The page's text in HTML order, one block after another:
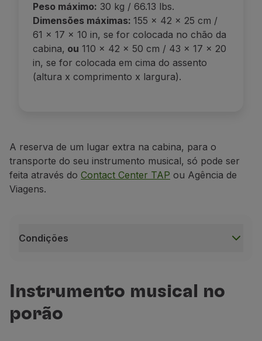
Peso máximo: 30 kg / 66.13 lbs.
Dimensões máximas: 155 x 42 x 25 cm /
61 x 17 x 10 in, se for colocada no chão da
cabina, ou 110 x 42 x 50 cm / 43 x 17 x 20
in, se for colocada em cima do assento
(altura x comprimento x largura).
A reserva de um lugar extra na cabina, para o
transporte do seu instrumento musical, só pode ser
feita através do Contact Center TAP ou Agência de
Viagens.
Condições
O reembolso deste serviço depende das regras da
Este serviço está disponível apenas em voos
Instrumento musical no
porão